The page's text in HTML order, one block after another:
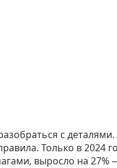
с
Только в 2024
выросло на 27%